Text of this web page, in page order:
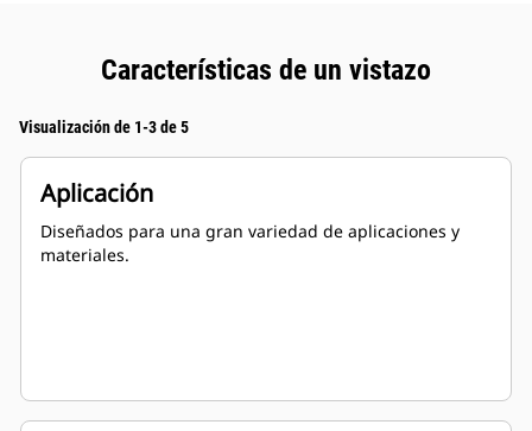
Características de un vistazo
Visualización de 1-3 de 5
Aplicación
Diseñados para una gran variedad de aplicaciones y
materiales.